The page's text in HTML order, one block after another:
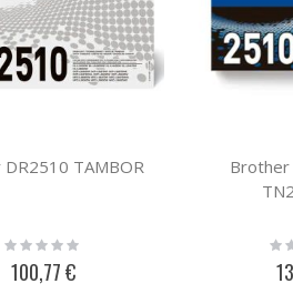
TAMBOR
Rating:
100,77 €
Brother